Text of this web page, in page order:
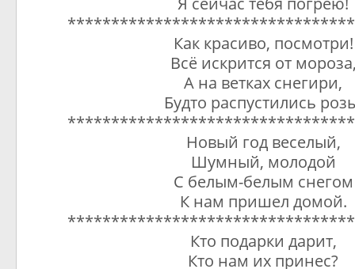
Как красиво, посмотри!
Всё искрится от
А на ветках снегири,
Будто распустились
Новый год веселый,
Шумный, молодой
С белым-белым снегом
К нам пришел домой.
Кто подарки дарит,
Кто нам их принес?